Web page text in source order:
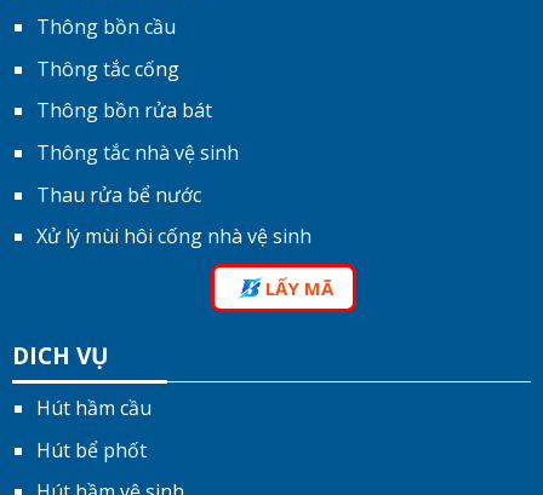
Thông bồn cầu
Thông tắc cống
Thông bồn rửa bát
Thông tắc nhà vệ sinh
Thau rửa bể nước
Xử lý mùi hôi cống nhà vệ sinh
LẤY MÃ
DICH VỤ
Hút hầm cầu
Hút bể phốt